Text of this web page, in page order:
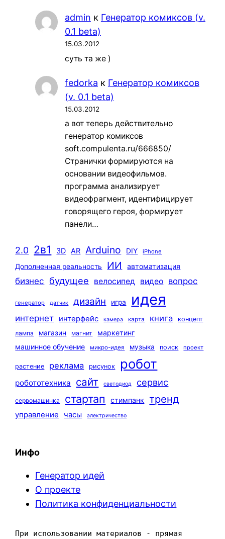
admin к Генератор комиксов (v.
0.1 beta)
15.03.2012
суть та же )
fedorka к Генератор комиксов
(v. 0.1 beta)
15.03.2012
а вот теперь действительно
генератор комиксов
soft.compulenta.ru/666850/
Странички формируются на
основании видеофильмов.
программа анализирует
видеофрагмент, идентифицирует
говорящего героя, формирует
панели…
2.0 2в1 3D AR Arduino DIY iPhone
Дополненная реальность ИИ автоматизация
бизнес будущее велосипед видео вопрос
генератор датчик дизайн игра идея
интернет интерфейс камера карта книга
концепт
лампа
магазин магнит
маркетинг
машинное обучение
микро-идея музыка поиск проект
растение реклама рисунок робот
робототехника сайт светодиод сервис
сервомашинка стартап стимпанк тренд
управление часы электричество
Инфо
Генератор идей
О проекте
Политика конфиденциальности
При использовании материалов - прямая